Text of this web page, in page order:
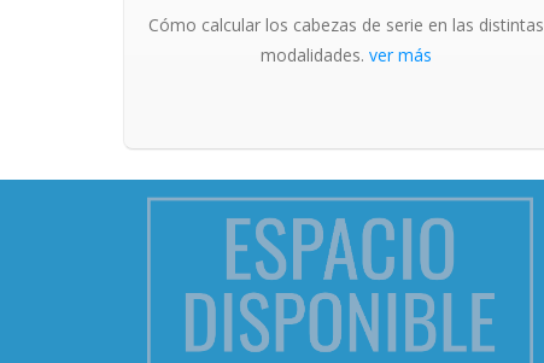
Cómo calcular los cabezas de serie en las distintas
modalidades. ver más